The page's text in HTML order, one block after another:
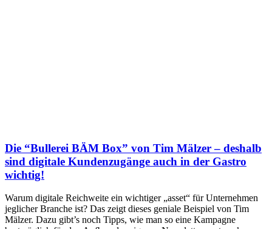
Die “Bullerei BÄM Box” von Tim Mälzer – deshalb
sind digitale Kundenzugänge auch in der Gastro
wichtig!
Warum digitale Reichweite ein wichtiger „asset“ für Unternehmen
jeglicher Branche ist? Das zeigt dieses geniale Beispiel von Tim
Mälzer. Dazu gibt’s noch Tipps, wie man so eine Kampagne